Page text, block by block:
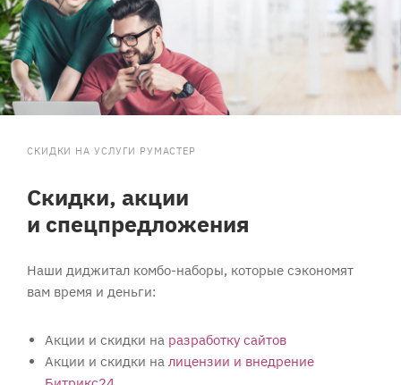
СКИДКИ НА УСЛУГИ РУМАСТЕР
Скидки, акции
и спецпредложения
Наши диджитал комбо-наборы, которые сэкономят
вам время и деньги:
Акции и скидки на разработку сайтов
Акции и скидки на лицензии и внедрение